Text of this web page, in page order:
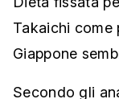
Takaichi come
Giappone
Secondo gli